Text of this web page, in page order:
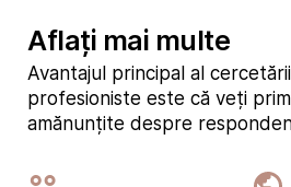
Aflați mai multe
Avantajul principal al
profesioniste este că veți
amănunțite despre